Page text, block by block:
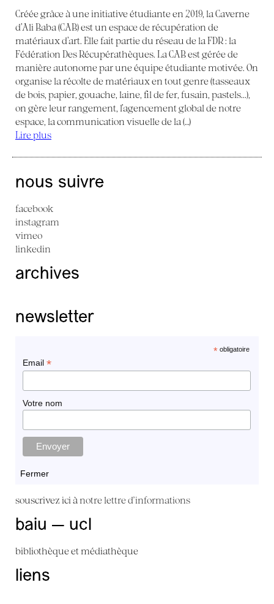
Créée grâce à une initiative étudiante en 2019, la Caverne
d’Ali Baba (CAB) est un espace de récupération de
matériaux d’art. Elle fait partie du réseau de la FDR : la
Fédération Des Récupérathèques. La CAB est gérée de
manière autonome par une équipe étudiante motivée. On
organise la récolte de matériaux en tout genre (tasseaux
de bois, papier, gouache, laine, fil de fer, fusain, pastels...),
on gère leur rangement, l’agencement global de notre
espace, la communication visuelle de la (…)
Lire plus
nous suivre
facebook
instagram
vimeo
linkedin
archives
newsletter
*obligatoire
Email *
Votre nom
Fermer
souscrivez ici à notre lettre d'informations
baiu — ucl
bibliothèque et médiathèque
liens